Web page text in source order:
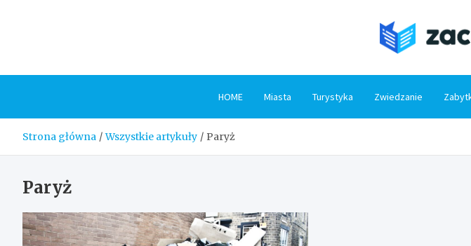
HOME Miasta Turystyka Zwiedzanie
Strona główna Wszystkie artykuły Paryż
Paryż